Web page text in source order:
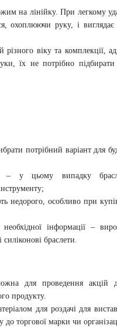
на лінійку. При легкому
охоплюючи руку, і виглядає
віку та комплекції,
їх не потрібно підбирати
потрібний варіант для
– у цьому випадку
недорого, особливо при
інформації –
браслети.
для проведення акцій
продукту.
для роздачі для
торгової марки чи